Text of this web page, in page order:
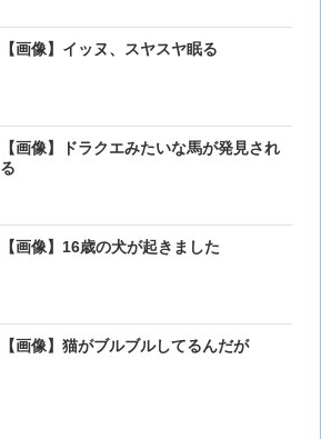
【画像】イッヌ、スヤスヤ眠る
【画像】ドラクエみたいな馬が発見され
る
【画像】16歳の犬が起きました
【画像】猫がブルブルしてるんだが